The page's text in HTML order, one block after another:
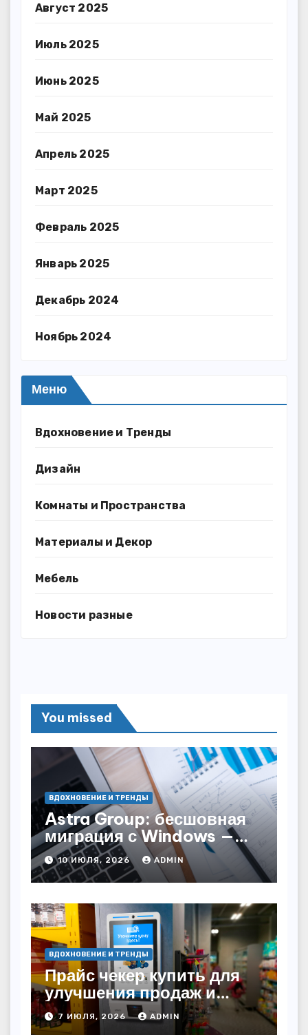
Август 2025
Июль 2025
Июнь 2025
Май 2025
Апрель 2025
Март 2025
Февраль 2025
Январь 2025
Декабрь 2024
Ноябрь 2024
Меню
Вдохновение и Тренды
Дизайн
Комнаты и Пространства
Материалы и Декор
Мебель
Новости разные
You missed
ВДОХНОВЕНИЕ И ТРЕНДЫ
Astra Group: бесшовная
миграция с Windows —
как сохранить бизнес-
непрерывность
10 ИЮЛЯ, 2026 ADMIN
ВДОХНОВЕНИЕ И ТРЕНДЫ
Прайс чекер купить для
улучшения продаж и
автоматизации
7 ИЮЛЯ, 2026 ADMIN